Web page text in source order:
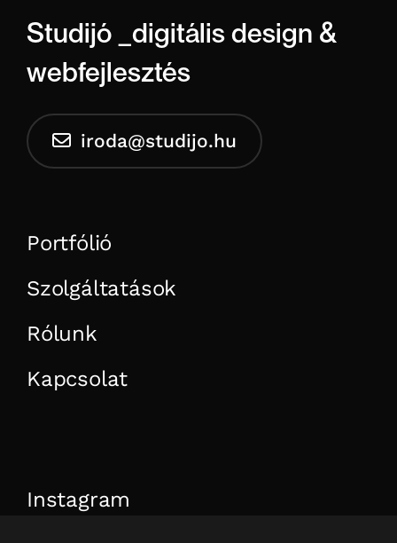
Studijó _digitális design &
webfejlesztés
iroda@studijo.hu
Portfólió
Szolgáltatások
Rólunk
Kapcsolat
Instagram